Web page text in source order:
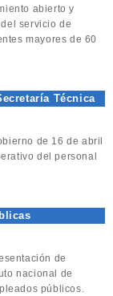
abierto y
servicio de
mayores de 60
Técnica
de 16 de abril
del personal
de
nacional de
públicos.